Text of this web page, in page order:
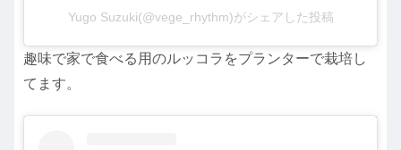
Yugo Suzuki(@vege_rhythm)がシェアした投稿
趣味で家で食べる用のルッコラをプランターで栽培し
てます。